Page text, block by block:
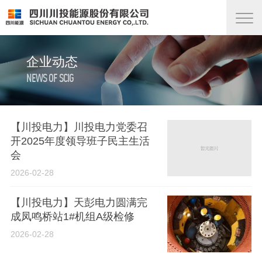
企业动态
NEWS OF SCIG
【川投电力】川投电力党委召
开2025年度领导班子民主生活
会
2026-02-28
【川投电力】天彭电力圆满完
成凤鸣桥站1#机组A级检修
2026-02-28